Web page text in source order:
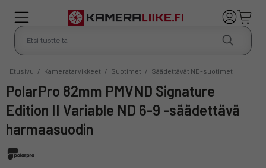
Etusivu / Kameratarvikkeet / Suotimet / Säädettävät ND-suotimet
PolarPro 82mm PMVND Signature
Edition II Variable ND 6-9 -säädettävä
harmaasuodin